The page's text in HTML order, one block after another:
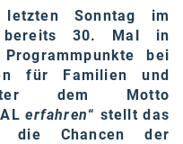
Sonntag im
bereits 30. Mal in
bei
für Familien und
dem Motto
erfahren“ stellt das
die Chancen der